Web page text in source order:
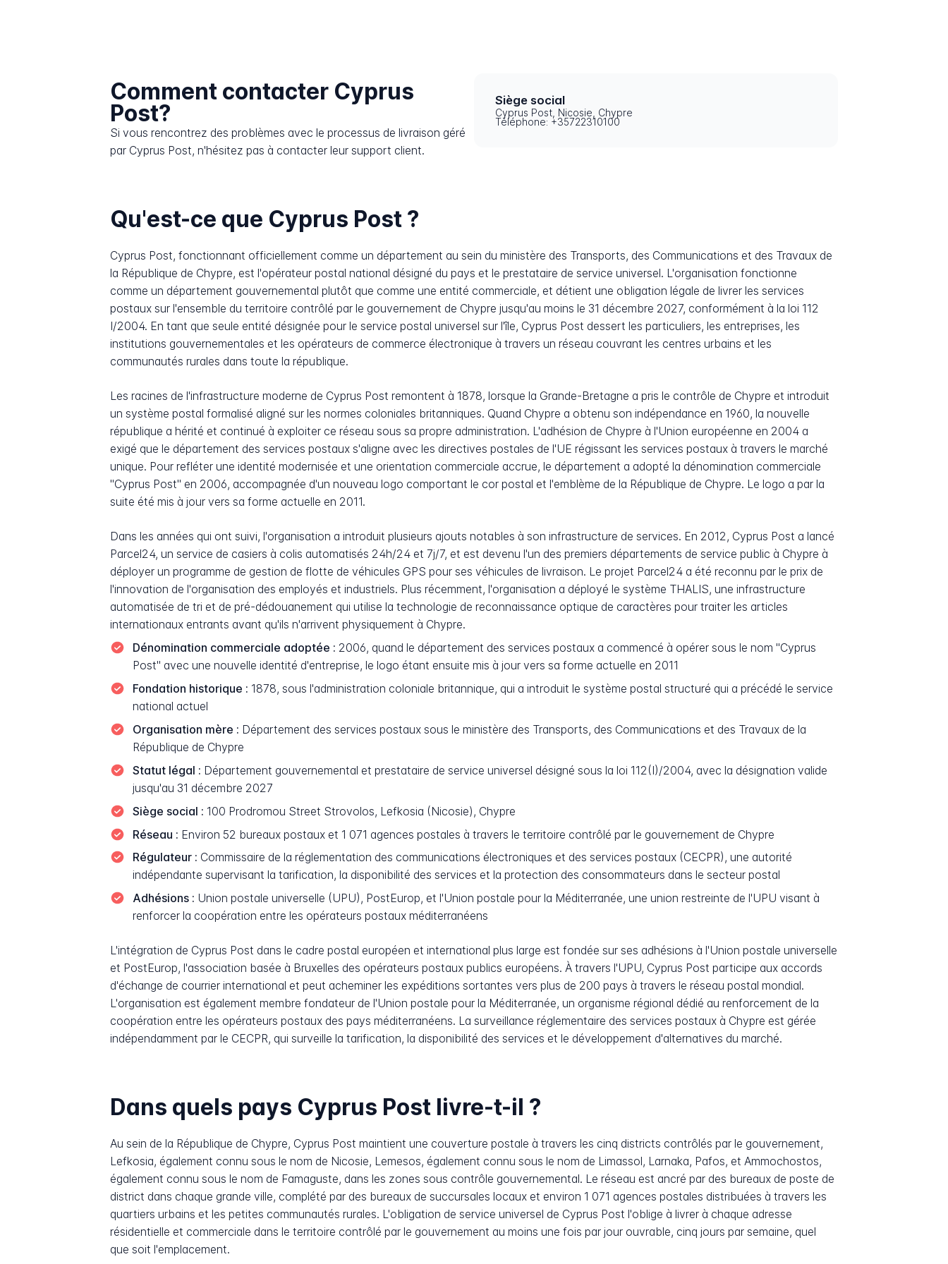
Comment contacter Cyprus
Post?
Si vous rencontrez des problèmes avec le processus de livraison géré
par Cyprus Post, n'hésitez pas à contacter leur support client.
Siège social
Cyprus Post, Nicosie, Chypre
Téléphone: +35722310100
Qu'est-ce que Cyprus Post ?
Cyprus Post, fonctionnant officiellement comme un département au sein du ministère des Transports, des Communications et des Travaux de
la République de Chypre, est l'opérateur postal national désigné du pays et le prestataire de service universel. L'organisation fonctionne
comme un département gouvernemental plutôt que comme une entité commerciale, et détient une obligation légale de livrer les services
postaux sur l'ensemble du territoire contrôlé par le gouvernement de Chypre jusqu'au moins le 31 décembre 2027, conformément à la loi 112
I/2004. En tant que seule entité désignée pour le service postal universel sur l'île, Cyprus Post dessert les particuliers, les entreprises, les
institutions gouvernementales et les opérateurs de commerce électronique à travers un réseau couvrant les centres urbains et les
communautés rurales dans toute la république.
Les racines de l'infrastructure moderne de Cyprus Post remontent à 1878, lorsque la Grande-Bretagne a pris le contrôle de Chypre et introduit
un système postal formalisé aligné sur les normes coloniales britanniques. Quand Chypre a obtenu son indépendance en 1960, la nouvelle
république a hérité et continué à exploiter ce réseau sous sa propre administration. L'adhésion de Chypre à l'Union européenne en 2004 a
exigé que le département des services postaux s'aligne avec les directives postales de l'UE régissant les services postaux à travers le marché
unique. Pour refléter une identité modernisée et une orientation commerciale accrue, le département a adopté la dénomination commerciale
"Cyprus Post" en 2006, accompagnée d'un nouveau logo comportant le cor postal et l'emblème de la République de Chypre. Le logo a par la
suite été mis à jour vers sa forme actuelle en 2011.
Dans les années qui ont suivi, l'organisation a introduit plusieurs ajouts notables à son infrastructure de services. En 2012, Cyprus Post a lancé
Parcel24, un service de casiers à colis automatisés 24h/24 et 7j/7, et est devenu l'un des premiers départements de service public à Chypre à
déployer un programme de gestion de flotte de véhicules GPS pour ses véhicules de livraison. Le projet Parcel24 a été reconnu par le prix de
l'innovation de l'organisation des employés et industriels. Plus récemment, l'organisation a déployé le système THALIS, une infrastructure
automatisée de tri et de pré-dédouanement qui utilise la technologie de reconnaissance optique de caractères pour traiter les articles
internationaux entrants avant qu'ils n'arrivent physiquement à Chypre.
Dénomination commerciale adoptée : 2006, quand le département des services postaux a commencé à opérer sous le nom "Cyprus
Post" avec une nouvelle identité d'entreprise, le logo étant ensuite mis à jour vers sa forme actuelle en 2011
Fondation historique : 1878, sous l'administration coloniale britannique, qui a introduit le système postal structuré qui a précédé le service
national actuel
Organisation mère : Département des services postaux sous le ministère des Transports, des Communications et des Travaux de la
République de Chypre
Statut légal : Département gouvernemental et prestataire de service universel désigné sous la loi 112(I)/2004, avec la désignation valide
jusqu'au 31 décembre 2027
Siège social : 100 Prodromou Street Strovolos, Lefkosia (Nicosie), Chypre
Réseau : Environ 52 bureaux postaux et 1 071 agences postales à travers le territoire contrôlé par le gouvernement de Chypre
Régulateur : Commissaire de la réglementation des communications électroniques et des services postaux (CECPR), une autorité
indépendante supervisant la tarification, la disponibilité des services et la protection des consommateurs dans le secteur postal
Adhésions : Union postale universelle (UPU), PostEurop, et l'Union postale pour la Méditerranée, une union restreinte de l'UPU visant à
renforcer la coopération entre les opérateurs postaux méditerranéens
L'intégration de Cyprus Post dans le cadre postal européen et international plus large est fondée sur ses adhésions à l'Union postale universelle
et PostEurop, l'association basée à Bruxelles des opérateurs postaux publics européens. À travers l'UPU, Cyprus Post participe aux accords
d'échange de courrier international et peut acheminer les expéditions sortantes vers plus de 200 pays à travers le réseau postal mondial.
L'organisation est également membre fondateur de l'Union postale pour la Méditerranée, un organisme régional dédié au renforcement de la
coopération entre les opérateurs postaux des pays méditerranéens. La surveillance réglementaire des services postaux à Chypre est gérée
indépendamment par le CECPR, qui surveille la tarification, la disponibilité des services et le développement d'alternatives du marché.
Dans quels pays Cyprus Post livre-t-il ?
Au sein de la République de Chypre, Cyprus Post maintient une couverture postale à travers les cinq districts contrôlés par le gouvernement,
Lefkosia, également connu sous le nom de Nicosie, Lemesos, également connu sous le nom de Limassol, Larnaka, Pafos, et Ammochostos,
également connu sous le nom de Famaguste, dans les zones sous contrôle gouvernemental. Le réseau est ancré par des bureaux de poste de
district dans chaque grande ville, complété par des bureaux de succursales locaux et environ 1 071 agences postales distribuées à travers les
quartiers urbains et les petites communautés rurales. L'obligation de service universel de Cyprus Post l'oblige à livrer à chaque adresse
résidentielle et commerciale dans le territoire contrôlé par le gouvernement au moins une fois par jour ouvrable, cinq jours par semaine, quel
que soit l'emplacement.